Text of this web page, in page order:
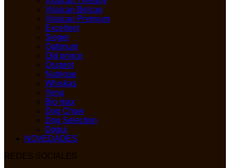
Vitalcan Belcan
Vitalcan Premium
Excellent
Sieger
Optimum
Old prince
Osspret
Nutrique
Whiskas
Yenu
Bio max
Dog Chow
Dog Selection
Dogui
NOVEDADES
REDES SOCIALES